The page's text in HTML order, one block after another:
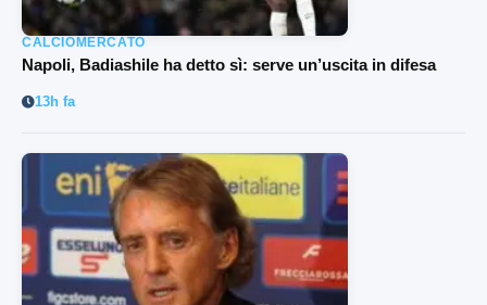
CALCIOMERCATO
Napoli, Badiashile ha detto sì: serve un’uscita in difesa
13h fa